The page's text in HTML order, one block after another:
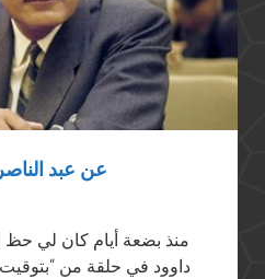
عن عبد
منذ بضعة أيام كان لي حظ
داوود في حلقة من